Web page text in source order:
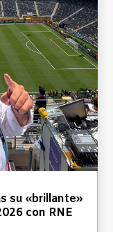
su «brillante»
con RNE